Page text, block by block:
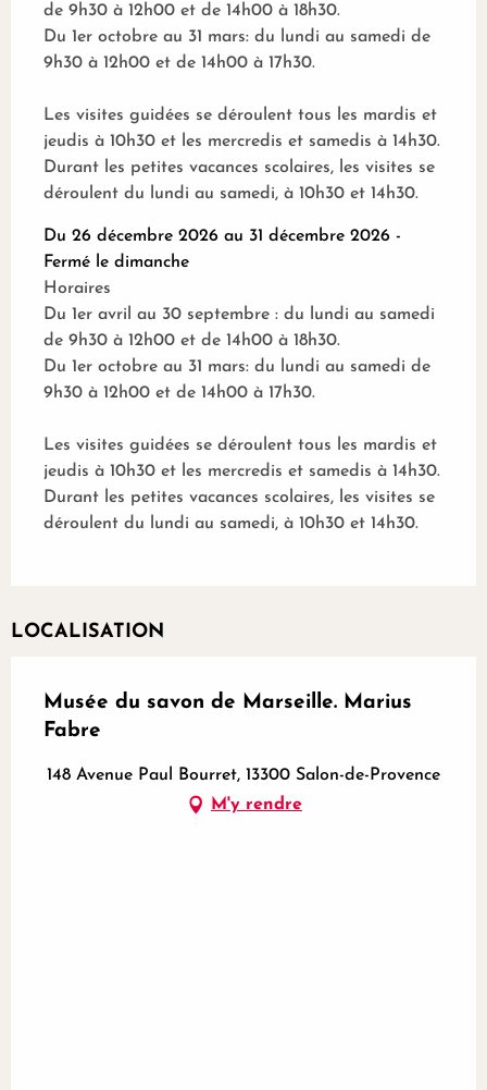
de 9h30 à 12h00 et de 14h00 à 18h30.
Du 1er octobre au 31 mars: du lundi au samedi de
9h30 à 12h00 et de 14h00 à 17h30.
Les visites guidées se déroulent tous les mardis et
jeudis à 10h30 et les mercredis et samedis à 14h30.
Durant les petites vacances scolaires, les visites se
déroulent du lundi au samedi, à 10h30 et 14h30.
Du 26 décembre 2026 au 31 décembre 2026 -
Fermé le dimanche
Horaires
Du 1er avril au 30 septembre : du lundi au samedi
de 9h30 à 12h00 et de 14h00 à 18h30.
Du 1er octobre au 31 mars: du lundi au samedi de
9h30 à 12h00 et de 14h00 à 17h30.
Les visites guidées se déroulent tous les mardis et
jeudis à 10h30 et les mercredis et samedis à 14h30.
Durant les petites vacances scolaires, les visites se
déroulent du lundi au samedi, à 10h30 et 14h30.
LOCALISATION
Musée du savon de Marseille. Marius
Fabre
148 Avenue Paul Bourret, 13300 Salon-de-Provence
M'y rendre